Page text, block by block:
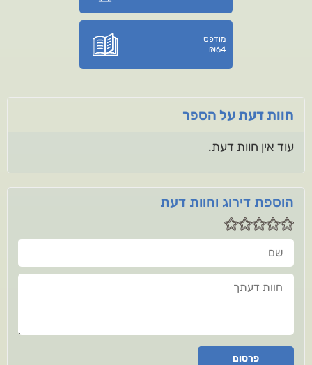
מודפס
₪64
חוות דעת על הספר
עוד אין חוות דעת.
הוספת דירוג וחוות דעת
שם
חוות דעתך
פרסום